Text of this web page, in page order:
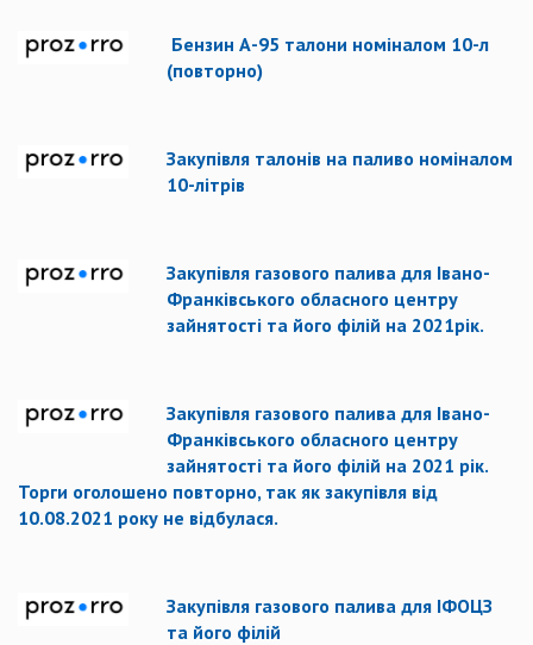
Бензин А-95 талони номіналом 10-л
(повторно)
Закупівля талонів на паливо номіналом
10-літрів
Закупівля газового палива для Івано-
Франківського обласного центру
зайнятості та його філій на 2021рік.
Закупівля газового палива для Івано-
Франківського обласного центру
зайнятості та його філій на 2021 рік.
Торги оголошено повторно, так як закупівля від
10.08.2021 року не відбулася.
Закупівля газового палива для ІФОЦЗ
та його філій